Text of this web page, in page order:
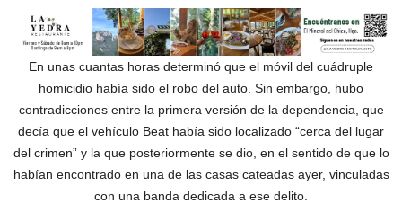
En unas cuantas horas determinó que el móvil del cuádruple
homicidio había sido el robo del auto. Sin embargo, hubo
contradicciones entre la primera versión de la dependencia, que
decía que el vehículo Beat había sido localizado “cerca del lugar
del crimen” y la que posteriormente se dio, en el sentido de que lo
habían encontrado en una de las casas cateadas ayer, vinculadas
con una banda dedicada a ese delito.